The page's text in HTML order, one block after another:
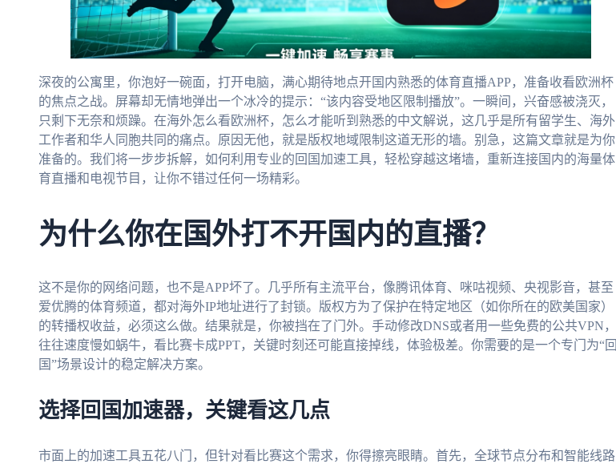
深夜的公寓里，你泡好一碗面，打开电脑，满心期待地点开国内熟悉的体育直播APP，准备收看欧洲杯
的焦点之战。屏幕却无情地弹出一个冰冷的提示：“该内容受地区限制播放”。一瞬间，兴奋感被浇灭，
只剩下无奈和烦躁。在海外怎么看欧洲杯，怎么才能听到熟悉的中文解说，这几乎是所有留学生、海外
工作者和华人同胞共同的痛点。原因无他，就是版权地域限制这道无形的墙。别急，这篇文章就是为你
准备的。我们将一步步拆解，如何利用专业的回国加速工具，轻松穿越这堵墙，重新连接国内的海量体
育直播和电视节目，让你不错过任何一场精彩。
为什么你在国外打不开国内的直播？
这不是你的网络问题，也不是APP坏了。几乎所有主流平台，像腾讯体育、咪咕视频、央视影音，甚至
爱优腾的体育频道，都对海外IP地址进行了封锁。版权方为了保护在特定地区（如你所在的欧美国家）
的转播权收益，必须这么做。结果就是，你被挡在了门外。手动修改DNS或者用一些免费的公共VPN，
往往速度慢如蜗牛，看比赛卡成PPT，关键时刻还可能直接掉线，体验极差。你需要的是一个专门为“回
国”场景设计的稳定解决方案。
选择回国加速器，关键看这几点
市面上的加速工具五花八门，但针对看比赛这个需求，你得擦亮眼睛。首先，全球节点分布和智能线路